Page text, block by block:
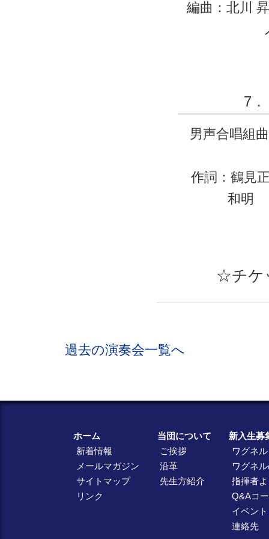
編曲：北川
7
男声合唱組
作詞：鶴見
和明
☆チケ
過去の演奏会一覧へ
ホーム
新着情報
メールマガジン
サイトマップ
リンク
当団について
ご挨拶
沿革
先生方紹介
新入生募
ワグネ
ワグネ
指揮者
Q&Aコ
イベン
連絡先